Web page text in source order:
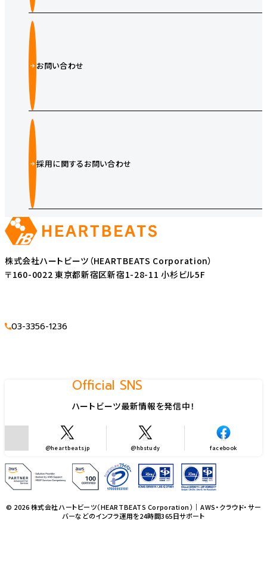
お問い合わせ
採用に関するお問い合わせ
株式会社ハートビーツ（HEARTBEATS Corporation）
〒160-0022 東京都新宿区新宿1-28-11 小杉ビル5F
03-3356-1236
Official SNS
ハートビーツ最新情報を発信中！
@heartbeatsjp @hbstudy facebook
© 2026 株式会社ハートビーツ（HEARTBEATS Corporation）｜AWS・クラウド・サー
バーなどのインフラ運用を24時間365日サポート